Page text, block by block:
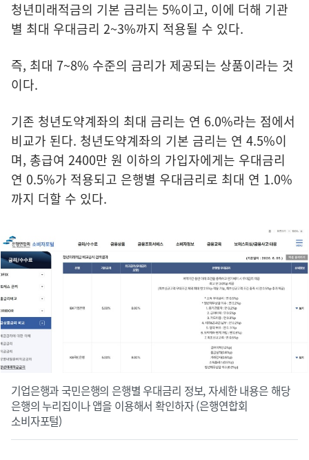
청년미래적금의 기본 금리는 5%이고, 이에 더해 기관
별 최대 우대금리 2~3%까지 적용될 수 있다.
즉, 최대 7~8% 수준의 금리가 제공되는 상품이라는 것
이다.
기존 청년도약계좌의 최대 금리는 연 6.0%라는 점에서
비교가 된다. 청년도약계좌의 기본 금리는 연 4.5%이
며, 총급여 2400만 원 이하의 가입자에게는 우대금리
연 0.5%가 적용되고 은행별 우대금리로 최대 연 1.0%
까지 더할 수 있다.
기업은행과 국민은행의 은행별 우대금리 정보, 자세한 내용은 해당
은행의 누리집이나 앱을 이용해서 확인하자 (은행연합회
소비자포털)